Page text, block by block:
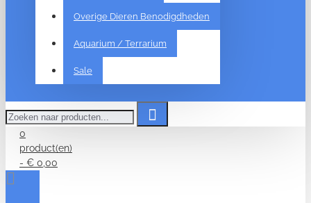
Overige Dieren Benodigdheden
Aquarium / Terrarium
Sale
naar
producten...
0
product(en)
- € 0,00